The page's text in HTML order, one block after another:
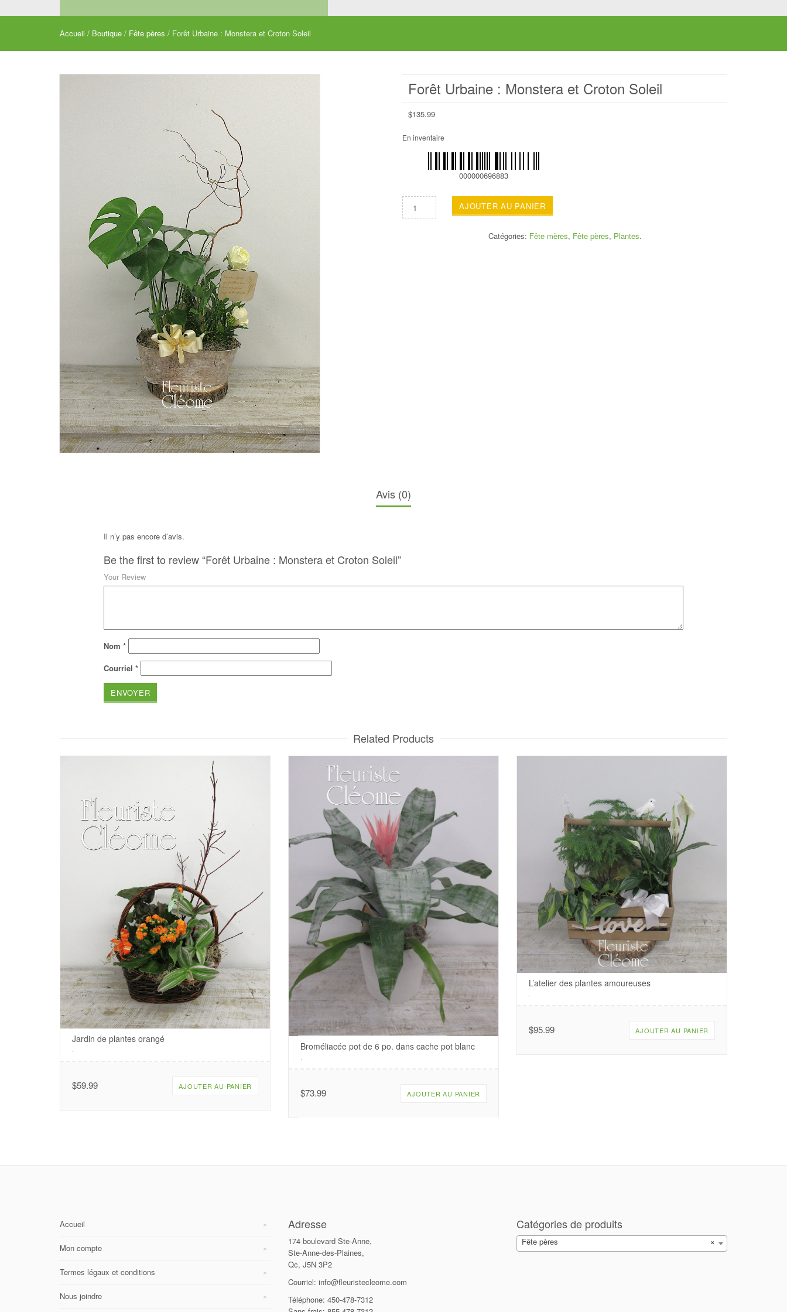
Accueil / Boutique / Fête pères / Forêt Urbaine : Monstera et Croton Soleil
Forêt Urbaine : Monstera et Croton Soleil
$135.99
En inventaire
000000696883
AJOUTER AU PANIER
Catégories: Fête mères, Fête pères, Plantes.
Avis (0)
Il n’y pas encore d’avis.
Be the first to review “Forêt Urbaine : Monstera et Croton Soleil”
Your Review
Nom *
Courriel *
Related Products
Jardin de plantes orangé
$59.99 AJOUTER AU PANIER
Broméliacée pot de 6 po. dans cache pot blanc
$73.99 AJOUTER AU PANIER
L’atelier des plantes amoureuses
.
$95.99 AJOUTER AU PANIER
Accueil
Mon compte
Termes légaux et conditions
Nous joindre
Adresse
174 boulevard Ste-Anne,
Ste-Anne-des-Plaines,
Qc, J5N 3P2
Courriel: info@fleuristecleome.com
Téléphone: 450-478-7312
Catégories de produits
×
Fête pères